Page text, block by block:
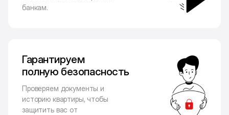
банкам.
Гарантируем
полную безопасность
Проверяем документы и
историю квартиры, чтобы
защитить вас от